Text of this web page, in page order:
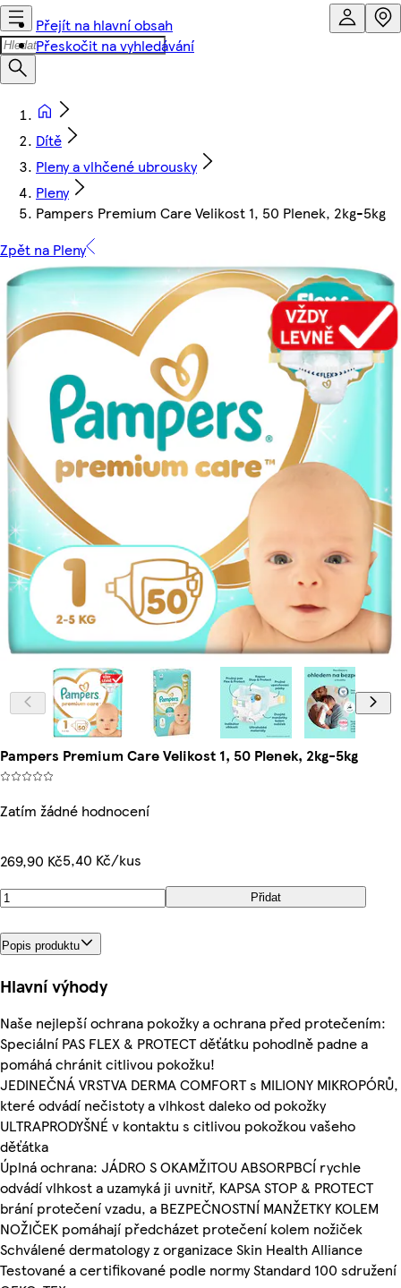
Přejít na hlavní obsah
Přeskočit na vyhledávání
Dítě
Pleny a vlhčené ubrousky
Pleny
Pampers Premium Care Velikost 1, 50 Plenek, 2kg-5kg
Zpět na Pleny
Pampers Premium Care Velikost 1, 50 Plenek, 2kg-5kg
Zatím žádné hodnocení
269,90 Kč5,40 Kč/kus
Přidat
Popis produktu
Hlavní výhody
Naše nejlepší ochrana pokožky a ochrana před protečením:
Speciální PAS FLEX & PROTECT děťátku pohodlně padne a
pomáhá chránit citlivou pokožku!
JEDINEČNÁ VRSTVA DERMA COMFORT s MILIONY MIKROPÓRŮ,
které odvádí nečistoty a vlhkost daleko od pokožky
ULTRAPRODYŠNÉ v kontaktu s citlivou pokožkou vašeho
děťátka
Úplná ochrana: JÁDRO S OKAMŽITOU ABSORPBCÍ rychle
odvádí vlhkost a uzamyká ji uvnitř, KAPSA STOP & PROTECT
brání protečení vzadu, a BEZPEČNOSTNÍ MANŽETKY KOLEM
NOŽIČEK pomáhají předcházet protečení kolem nožiček
Schválené dermatology z organizace Skin Health Alliance
Testované a certifikované podle normy Standard 100 sdružení